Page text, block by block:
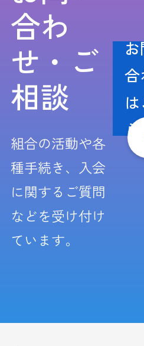
合わ
せ・ご
相談
組合の活動や各
種手続き、入会
に関するご質問
などを受け付け
ています。
お
合
ら